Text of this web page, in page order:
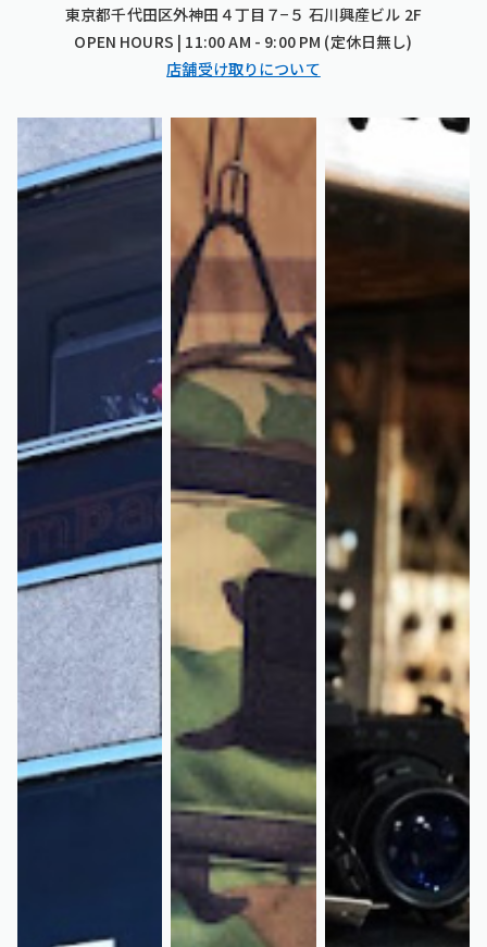
東京都千代田区外神田４丁目７−５ 石川興産ビル 2F
OPEN HOURS | 11:00 AM - 9:00 PM (定休日無し)
店舗受け取りについて